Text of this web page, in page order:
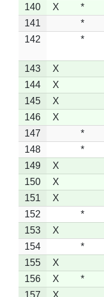
140
X *
141
*
142
*
143
X
144
X
145
X
146
X
147
*
148
*
149
X
150
X
151
X
152
*
153
X
154
*
155
X
156
X *
157
X